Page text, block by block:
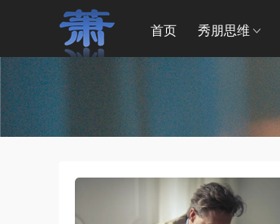
首页 秀朋思维